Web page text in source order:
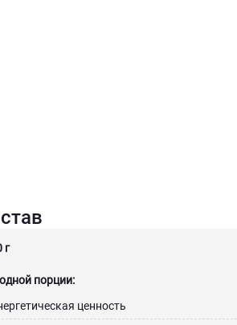
г
порции:
ценность